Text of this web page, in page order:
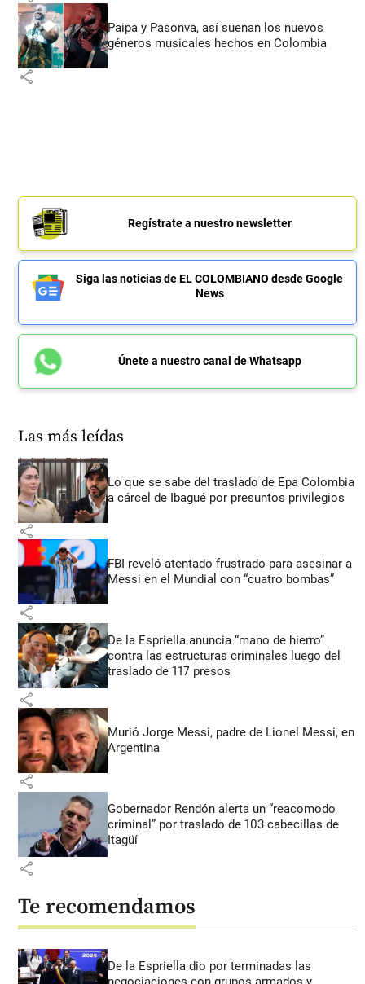
Paipa y Pasonva, así suenan los nuevos
géneros musicales hechos en Colombia
share
Regístrate a nuestro newsletter
Siga las noticias de EL COLOMBIANO desde Google
News
Únete a nuestro canal de Whatsapp
Las más leídas
Lo que se sabe del traslado de Epa Colombia
a cárcel de Ibagué por presuntos privilegios
share
FBI reveló atentado frustrado para asesinar a
Messi en el Mundial con “cuatro bombas”
share
De la Espriella anuncia “mano de hierro”
contra las estructuras criminales luego del
traslado de 117 presos
share
Murió Jorge Messi, padre de Lionel Messi, en
Argentina
share
Gobernador Rendón alerta un “reacomodo
criminal” por traslado de 103 cabecillas de
Itagüí
share
Te recomendamos
De la Espriella dio por terminadas las